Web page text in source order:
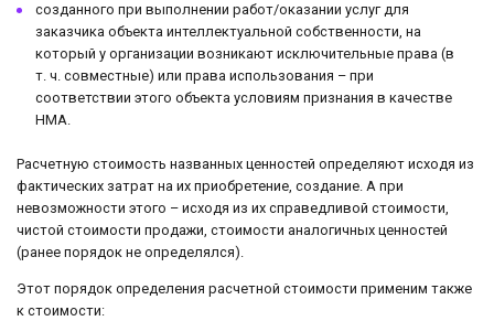
созданного при выполнении работ/оказании услуг для
заказчика объекта интеллектуальной собственности, на
который у организации возникают исключительные права (в
т. ч. совместные) или права использования – при
соответствии этого объекта условиям признания в качестве
НМА.
Расчетную стоимость названных ценностей определяют исходя из
фактических затрат на их приобретение, создание. А при
невозможности этого – исходя из их справедливой стоимости,
чистой стоимости продажи, стоимости аналогичных ценностей
(ранее порядок не определялся).
Этот порядок определения расчетной стоимости применим также
к стоимости: